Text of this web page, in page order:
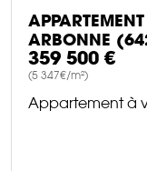
ARBONNE
359 500 €
(5 347€/m²)
Appartement à